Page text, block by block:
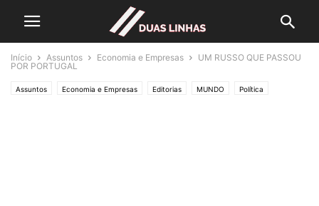
Início Assuntos Economia e Empresas
UM RUSSO QUE PASSOU
POR PORTUGAL
Assuntos Economia e Empresas Editorias MUNDO Política